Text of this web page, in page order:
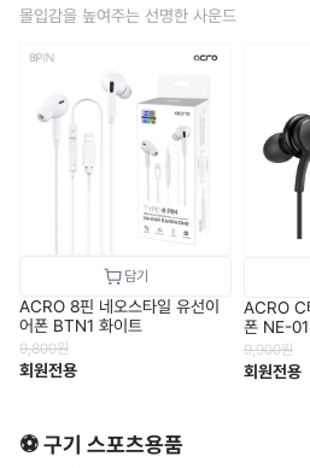
몰입감을 높여주는 선명한 사운드
ACRO 8핀 네오스타일 유선이
어폰 BTN1 화이트
9,800원
회원전용
ACRO C
폰 NE-01
9,900원
회원전용
⚽ 구기 스포츠용품